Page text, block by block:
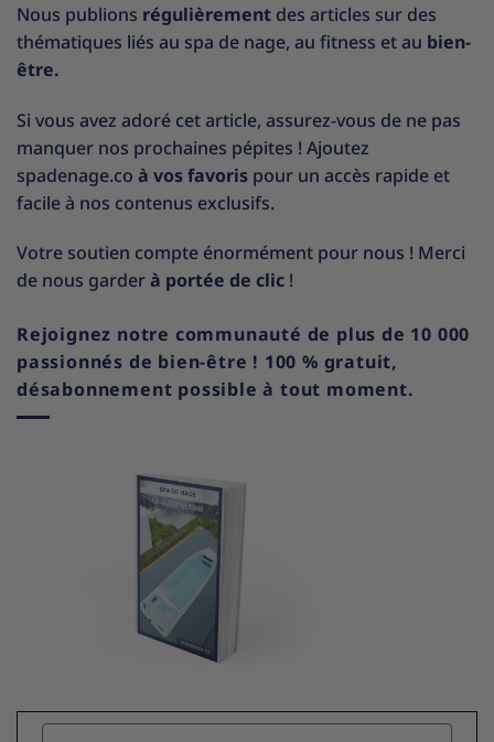
Nous publions régulièrement des articles sur des
thématiques liés au spa de nage, au fitness et au bien-
être.
Si vous avez adoré cet article, assurez-vous de ne pas
manquer nos prochaines pépites ! Ajoutez
spadenage.co à vos favoris pour un accès rapide et
facile à nos contenus exclusifs.
Votre soutien compte énormément pour nous ! Merci
de nous garderà portée de clic !
Rejoignez notre communauté de plus de 10 000
passionnés de bien-être ! 100 % gratuit,
désabonnement possible à tout moment.
Name